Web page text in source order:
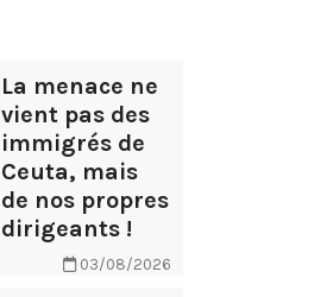
La menace ne
vient pas des
immigrés de
Ceuta, mais
de nos propres
dirigeants !
03/08/2026